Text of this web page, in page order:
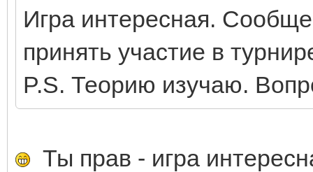
Игра интересная.
принять участие в
P.S. Теорию изучаю.
Ты прав - игра